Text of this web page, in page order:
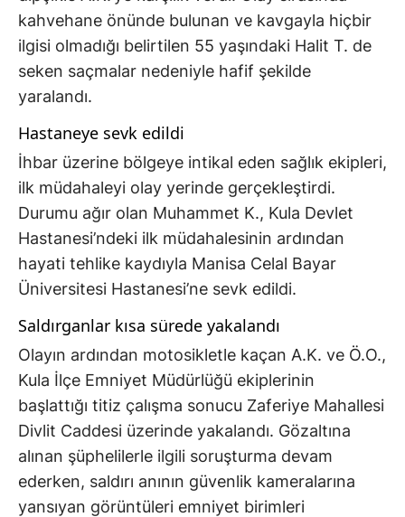
kahvehane önünde bulunan ve kavgayla hiçbir
ilgisi olmadığı belirtilen 55 yaşındaki Halit T. de
seken saçmalar nedeniyle hafif şekilde
yaralandı.
Hastaneye sevk edildi
İhbar üzerine bölgeye intikal eden sağlık ekipleri,
ilk müdahaleyi olay yerinde gerçekleştirdi.
Durumu ağır olan Muhammet K., Kula Devlet
Hastanesi’ndeki ilk müdahalesinin ardından
hayati tehlike kaydıyla Manisa Celal Bayar
Üniversitesi Hastanesi’ne sevk edildi.
Saldırganlar kısa sürede yakalandı
Olayın ardından motosikletle kaçan A.K. ve Ö.O.,
Kula İlçe Emniyet Müdürlüğü ekiplerinin
başlattığı titiz çalışma sonucu Zaferiye Mahallesi
Divlit Caddesi üzerinde yakalandı. Gözaltına
alınan şüphelilerle ilgili soruşturma devam
ederken, saldırı anının güvenlik kameralarına
yansıyan görüntüleri emniyet birimleri